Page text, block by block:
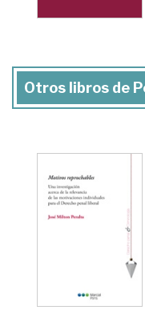
Otros libros de